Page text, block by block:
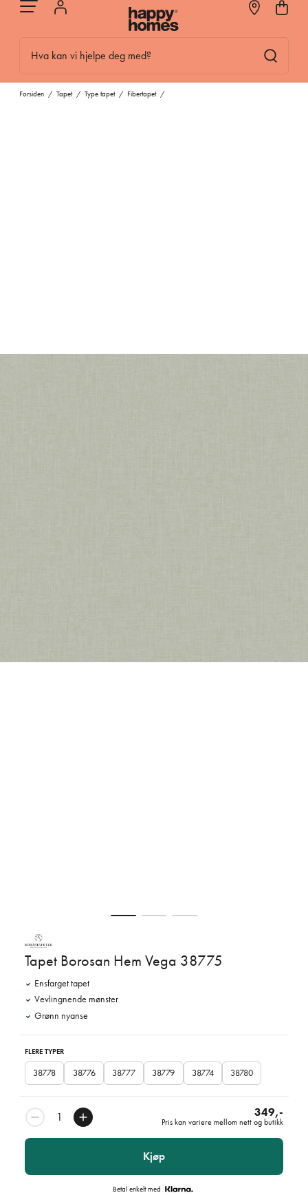
Hva kan vi hjelpe deg med?
Forsiden / Tapet / Type tapet / Fibertapet /
Tapet Borosan Hem Vega 38775
Ensfarget tapet
Vevlingnende mønster
Grønn nyanse
FLERE TYPER
38778 38776 38777 38779 38774 38780
349,-
Pris kan variere mellom nett og butikk
Kjøp
Betal enkelt med